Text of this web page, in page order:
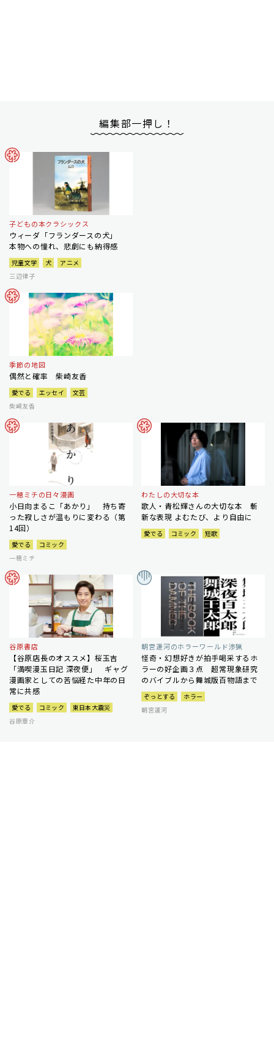
編集部一押し！
子どもの本クラシックス
ウィーダ「フランダースの犬」
本物への憧れ、悲劇にも納得感
児童文学 犬
アニメ
三辺律子
季節の地図
偶然と確率 柴崎友香
愛でる エッセイ
文芸
柴崎友香
一穂ミチの日々漫画
小日向まるこ「あかり」 持ち寄
った寂しさが温もりに変わる（第
14回）
愛でる
コミック
一穂ミチ
わたしの大切な本
歌人・青松輝さんの大切な本 斬
新な表現 よむたび、より自由に
愛でる コミック 短歌
谷原書店
【谷原店長のオススメ】桜玉吉
「満喫漫玉日記 深夜便」 ギャグ
漫画家としての苦悩経た中年の日
常に共感
愛でる コミック
東日本大震災
谷原章介
朝宮運河のホラーワールド渉猟
怪奇・幻想好きが拍手喝采するホ
ラーの好企画３点 超常現象研究
のバイブルから舞城版百物語まで
ぞっとする
ホラー
朝宮運河